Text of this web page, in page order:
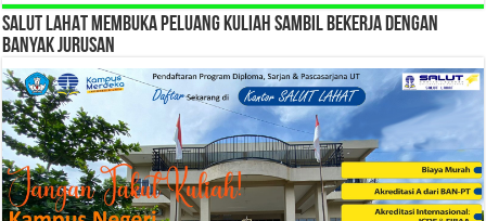
SALUT LAHAT MEMBUKA PELUANG KULIAH SAMBIL BEKERJA DENGAN
BANYAK JURUSAN